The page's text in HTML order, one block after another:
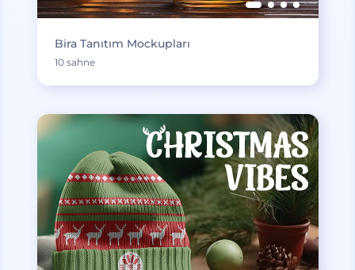
Bira Tanıtım Mockupları
10 sahne